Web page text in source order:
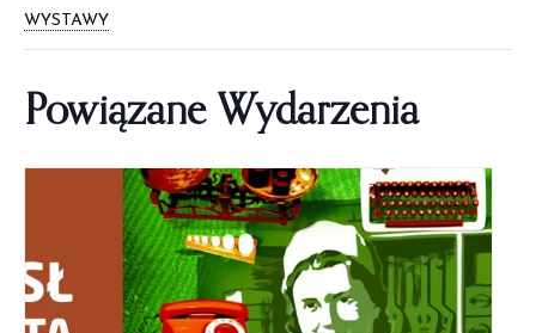
WYSTAWY
Powiązane Wydarzenia